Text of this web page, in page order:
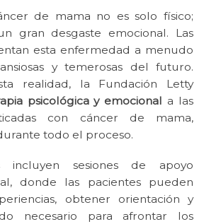
de mama no es solo físico;
gran desgaste emocional. Las
esta enfermedad a menudo
y temerosas del futuro.
realidad, la Fundación Letty
psicológica y emocional a las
con cáncer de mama,
todo el proceso.
incluyen sesiones de apoyo
donde las pacientes pueden
obtener orientación y
necesario para afrontar los